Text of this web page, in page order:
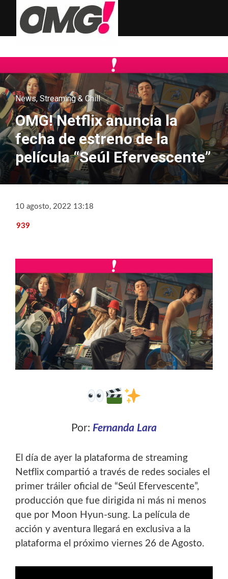
News, Streaming & Chill
OMG! Netflix anuncia la
fecha de estreno de la
película “Seúl Efervescente”
10 agosto, 2022 13:18
939
Por: Fernanda Lara
El día de ayer la plataforma de streaming
Netflix compartió a través de redes sociales el
primer tráiler oficial de “Seúl
Efervescente”,
producción que fue dirigida ni más ni menos
que por Moon Hyun-sung. La película de
acción y aventura
llegará en exclusiva a la
plataforma el próximo viernes 26 de Agosto.